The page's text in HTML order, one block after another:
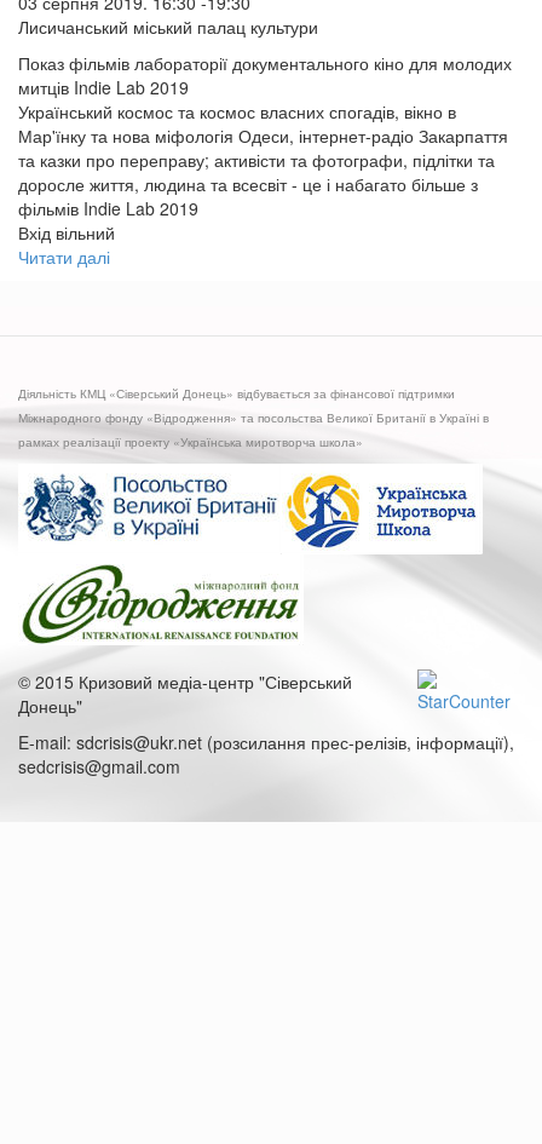
Лисичанський міський палац культури
Показ фільмів лабораторії документального кіно для молодих
митців Indie Lab 2019
Український космос та космос власних спогадів, вікно в
Мар'їнку та нова міфологія Одеси, інтернет-радіо Закарпаття
та казки про переправу; активісти та фотографи, підлітки та
доросле життя, людина та всесвіт - це і набагато більше з
фільмів Indie Lab 2019
Вхід вільний
Читати далі
Лисичанську
Діяльність КМЦ «Сіверський Донець» відбувається за фінансової підтримки
Міжнародного фонду «Відродження» та посольства Великої Британії в Україні в
рамках реалізації проекту «Українська миротворча школа»
© 2015 Кризовий медіа-центр "Сіверський
Донець"
E-mail: sdcrisis@ukr.net (розсилання прес-релізів, інформації),
sedcrisis@gmail.com